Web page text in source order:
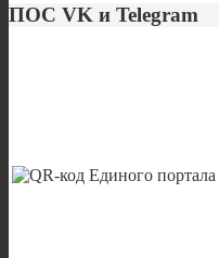
ПОС VK и Telegram